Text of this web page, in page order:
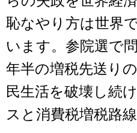
恥なやり方は世界
います。参院選で
年半の増税先送り
民生活を破壊し続
スと消費税増税路